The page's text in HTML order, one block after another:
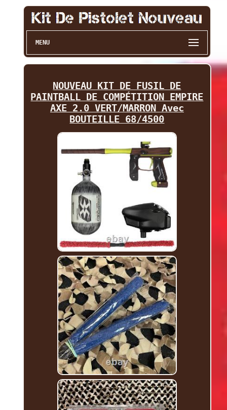
MENU
NOUVEAU KIT DE FUSIL DE
PAINTBALL DE COMPÉTITION EMPIRE
AXE 2.0 VERT/MARRON Avec
BOUTEILLE 68/4500